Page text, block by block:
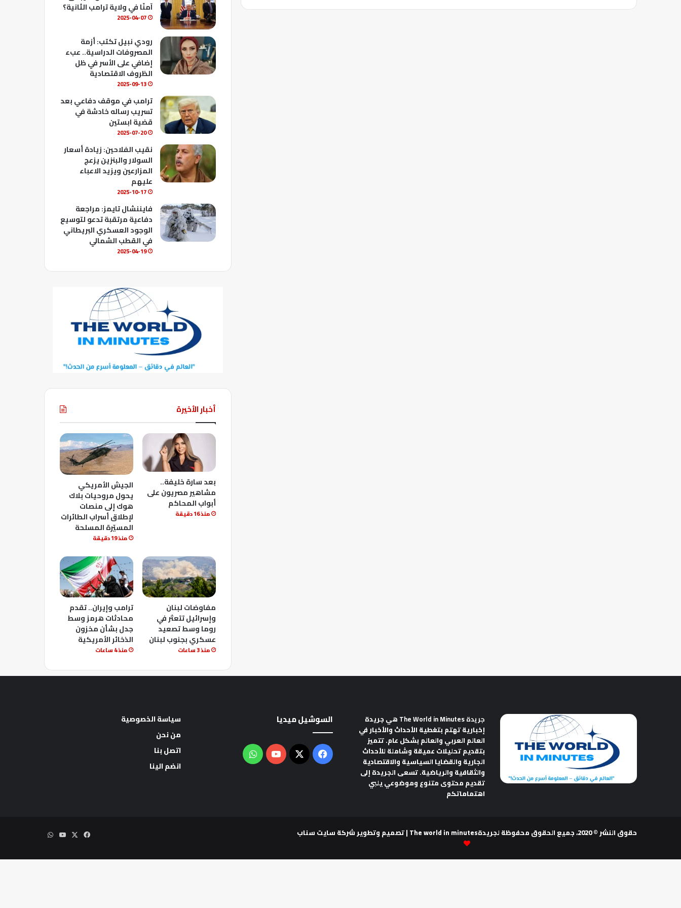
b
e
آمنًا في ولاية ترامب الثانية؟
2025-04-07
رودي نبيل تكتب: أزمة
المصروفات الدراسية.. عبء
إضافي على الأسر في ظل
الظروف الاقتصادية
2025-09-13
ترامب في موقف دفاعي بعد
تسريب رساله خادشة في
قضية ابستين
2025-07-20
نقيب الفلاحين: زيادة أسعار
السولار والبنزين يزعج
المزارعين ويزيد الاعباء
عليهم
2025-10-17
فايننشال تايمز: مراجعة
دفاعية مرتقبة تدعو لتوسيع
الوجود العسكري البريطاني
في القطب الشمالي
2025-04-19
أخبار الأخيرة
بعد سارة خليفة..
مشاهير مصريون على
أبواب المحاكم
منذ 16 دقيقة
الجيش الأمريكي
يحول مروحيات بلاك
هوك إلى منصات
لإطلاق أسراب الطائرات
المسيّرة المسلحة
منذ 19 دقيقة
مفاوضات لبنان
وإسرائيل تتعثر في
روما وسط تصعيد
عسكري بجنوب لبنان
منذ 3 ساعات
ترامب وإيران.. تقدم
محادثات هرمز وسط
جدل بشأن مخزون
الذخائر الأمريكية
منذ 4 ساعات
جريدة The World in Minutes
هي جريدة
إخبارية تهتم بتغطية الأحداث والأخبار في
العالم العربي والعالم بشكل عام. تتميز
بتقديم تحليلات عميقة وشاملة للأحداث
الجارية والقضايا السياسية والاقتصادية
والثقافية والرياضية. تسعى الجريدة إلى
تقديم محتوى متنوع وموضوعي يلبي
اهتماماتكم
السوشيل ميديا
فيسبوك
‫X
‫YouTubeواتساب
سياسة الخصوصية
من نحن
اتصل بنا
انضم الينا
حقوق النشر © 2020، جميع الحقوق محفوظة لجريدةThe world in minutes | تصميم وتطوير شركة سايت سناب فيسبوك ‫YouTube